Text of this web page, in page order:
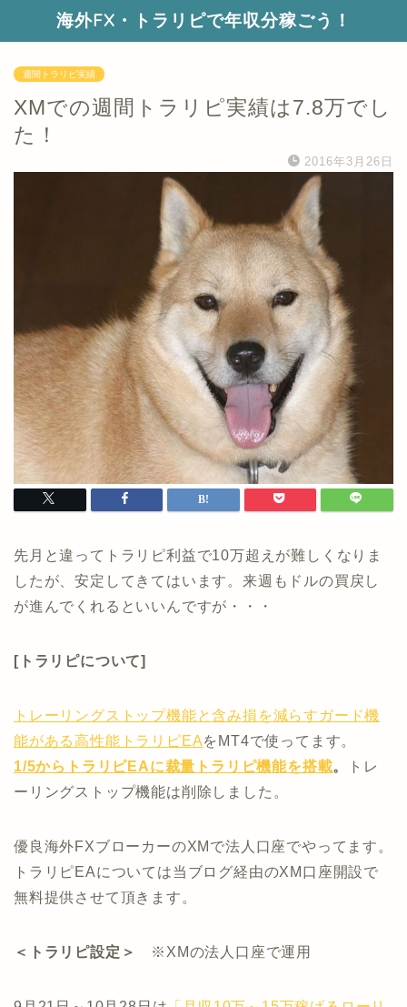
海外FX・トラリピで年収分稼ごう！
週間トラリピ実績
XMでの週間トラリピ実績は7.8万でし
た！
2016年3月26日
先月と違ってトラリピ利益で10万超えが難しくなりま
したが、安定してきてはいます。来週もドルの買戻し
が進んでくれるといいんですが・・・
[トラリピについて]
トレーリングストップ機能と含み損を減らすガード機
能がある高性能トラリピEAをMT4で使ってます。
1/5からトラリピEAに裁量トラリピ機能を搭載。
トレ
ーリングストップ機能は削除しました。
優良海外FXブローカーのXMで法人口座でやってます。
トラリピEAについては当ブログ経由のXM口座開設で
無料提供させて頂きます。
＜トラリピ設定＞ ※XMの法人口座で運用